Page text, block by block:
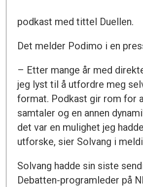
podkast med tittel Duellen.
Det melder Podimo i en
– Etter mange år med
jeg lyst til å utfordre meg
format. Podkast gir rom for
samtaler og en annen
det var en mulighet jeg
utforske, sier Solvang i
Solvang hadde sin siste
Debatten-programleder på